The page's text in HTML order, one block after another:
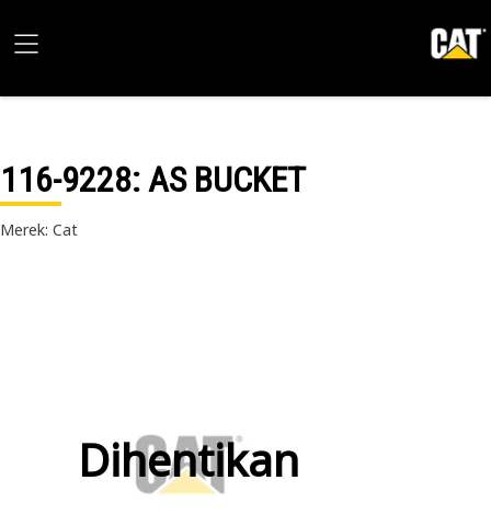
116-9228: AS BUCKET
Merek: Cat
Dihentikan